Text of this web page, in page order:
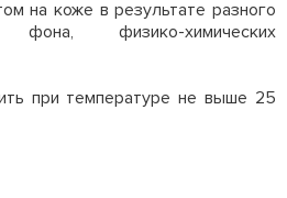
на коже в результате разного
фона, физико-химических
при температуре не выше 25